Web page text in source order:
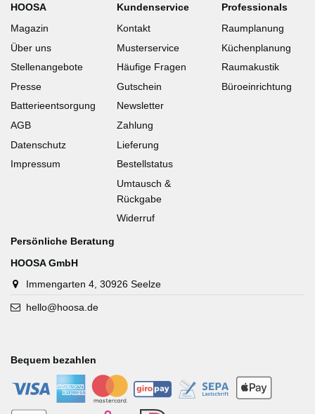
HOOSA
Magazin
Über uns
Stellenangebote
Presse
Batterieentsorgung
AGB
Datenschutz
Impressum
Kundenservice
Kontakt
Musterservice
Häufige Fragen
Gutschein
Newsletter
Zahlung
Lieferung
Bestellstatus
Umtausch &
Rückgabe
Widerruf
Professionals
Raumplanung
Küchenplanung
Raumakustik
Büroeinrichtung
Persönliche Beratung
HOOSA GmbH
Immengarten 4, 30926 Seelze
hello@hoosa.de
Bequem bezahlen
-
- - - -